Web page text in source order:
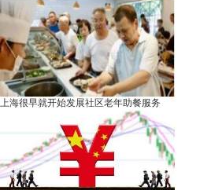
上海很早就开始发展社区老年助餐服务